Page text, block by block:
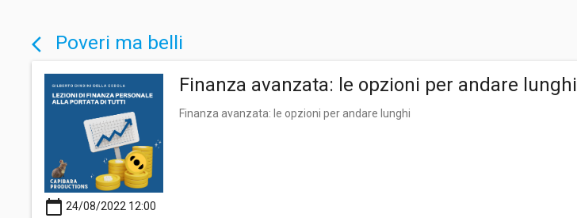
arrow_back_ios Poveri ma belli
Finanza avanzata: le opzioni per andare lunghi
Finanza avanzata: le opzioni per andare lunghi
calendar_today 24/08/2022 12:00